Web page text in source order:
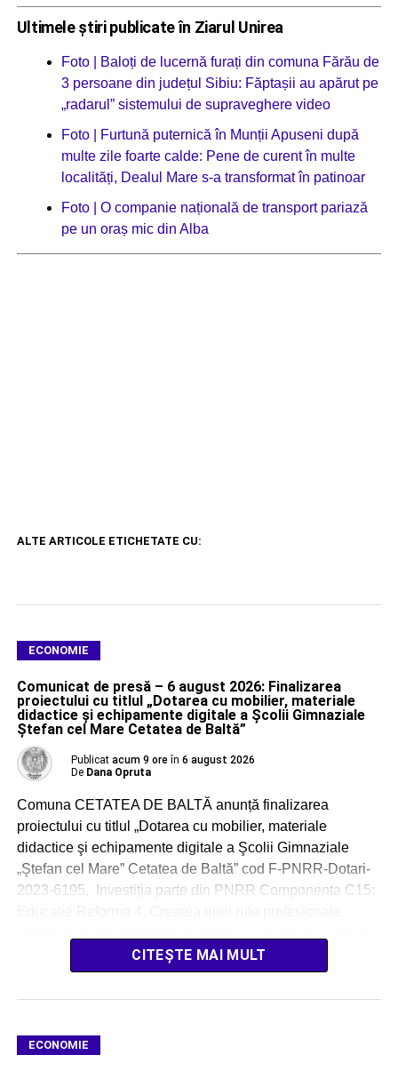
Ultimele știri publicate în Ziarul Unirea
Foto | Baloți de lucernă furați din comuna Fărău de
3 persoane din județul Sibiu: Făptașii au apărut pe
„radarul” sistemului de supraveghere video
Foto | Furtună puternică în Munții Apuseni după
multe zile foarte calde: Pene de curent în multe
localități, Dealul Mare s-a transformat în patinoar
Foto | O companie națională de transport pariază
pe un oraș mic din Alba
ALTE ARTICOLE ETICHETATE CU:
ECONOMIE
Comunicat de presă – 6 august 2026: Finalizarea
proiectului cu titlul „Dotarea cu mobilier, materiale
didactice şi echipamente digitale a Şcolii Gimnaziale
Ştefan cel Mare Cetatea de Baltă”
Publicat acum 9 ore în 6 august 2026
De Dana Opruta
Comuna CETATEA DE BALTĂ anunță finalizarea
proiectului cu titlul „Dotarea cu mobilier, materiale
didactice şi echipamente digitale a Şcolii Gimnaziale
„Ştefan cel Mare” Cetatea de Baltă” cod F-PNRR-Dotari-
2023-6195, Investiția parte din PNRR Componenta C15:
Asigurarea echipamentelor și a resurselor tehnologice
digitale pentru unitățile de […]
CITEȘTE MAI MULT
ECONOMIE